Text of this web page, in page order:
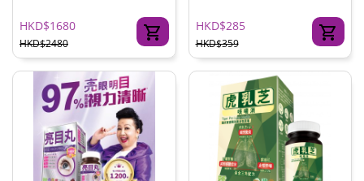
HKD$1680
HKD$2480
HKD$285
HKD$359